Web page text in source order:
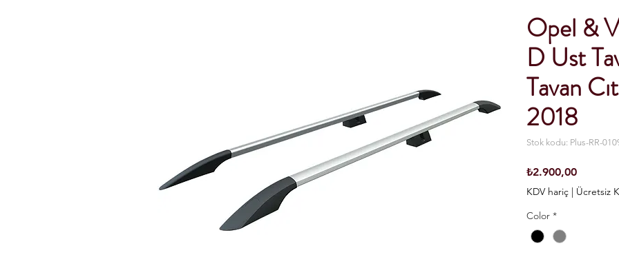
Opel &
D Ust
Tavan
2018
Stok kodu: Plus-RR-
₺2.900,00Fiyat
KDV hariç | Ücretsiz
Color *